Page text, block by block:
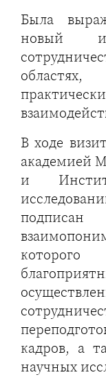
Была
новый
В ходе
академией
и
которого
кадров, а
научных